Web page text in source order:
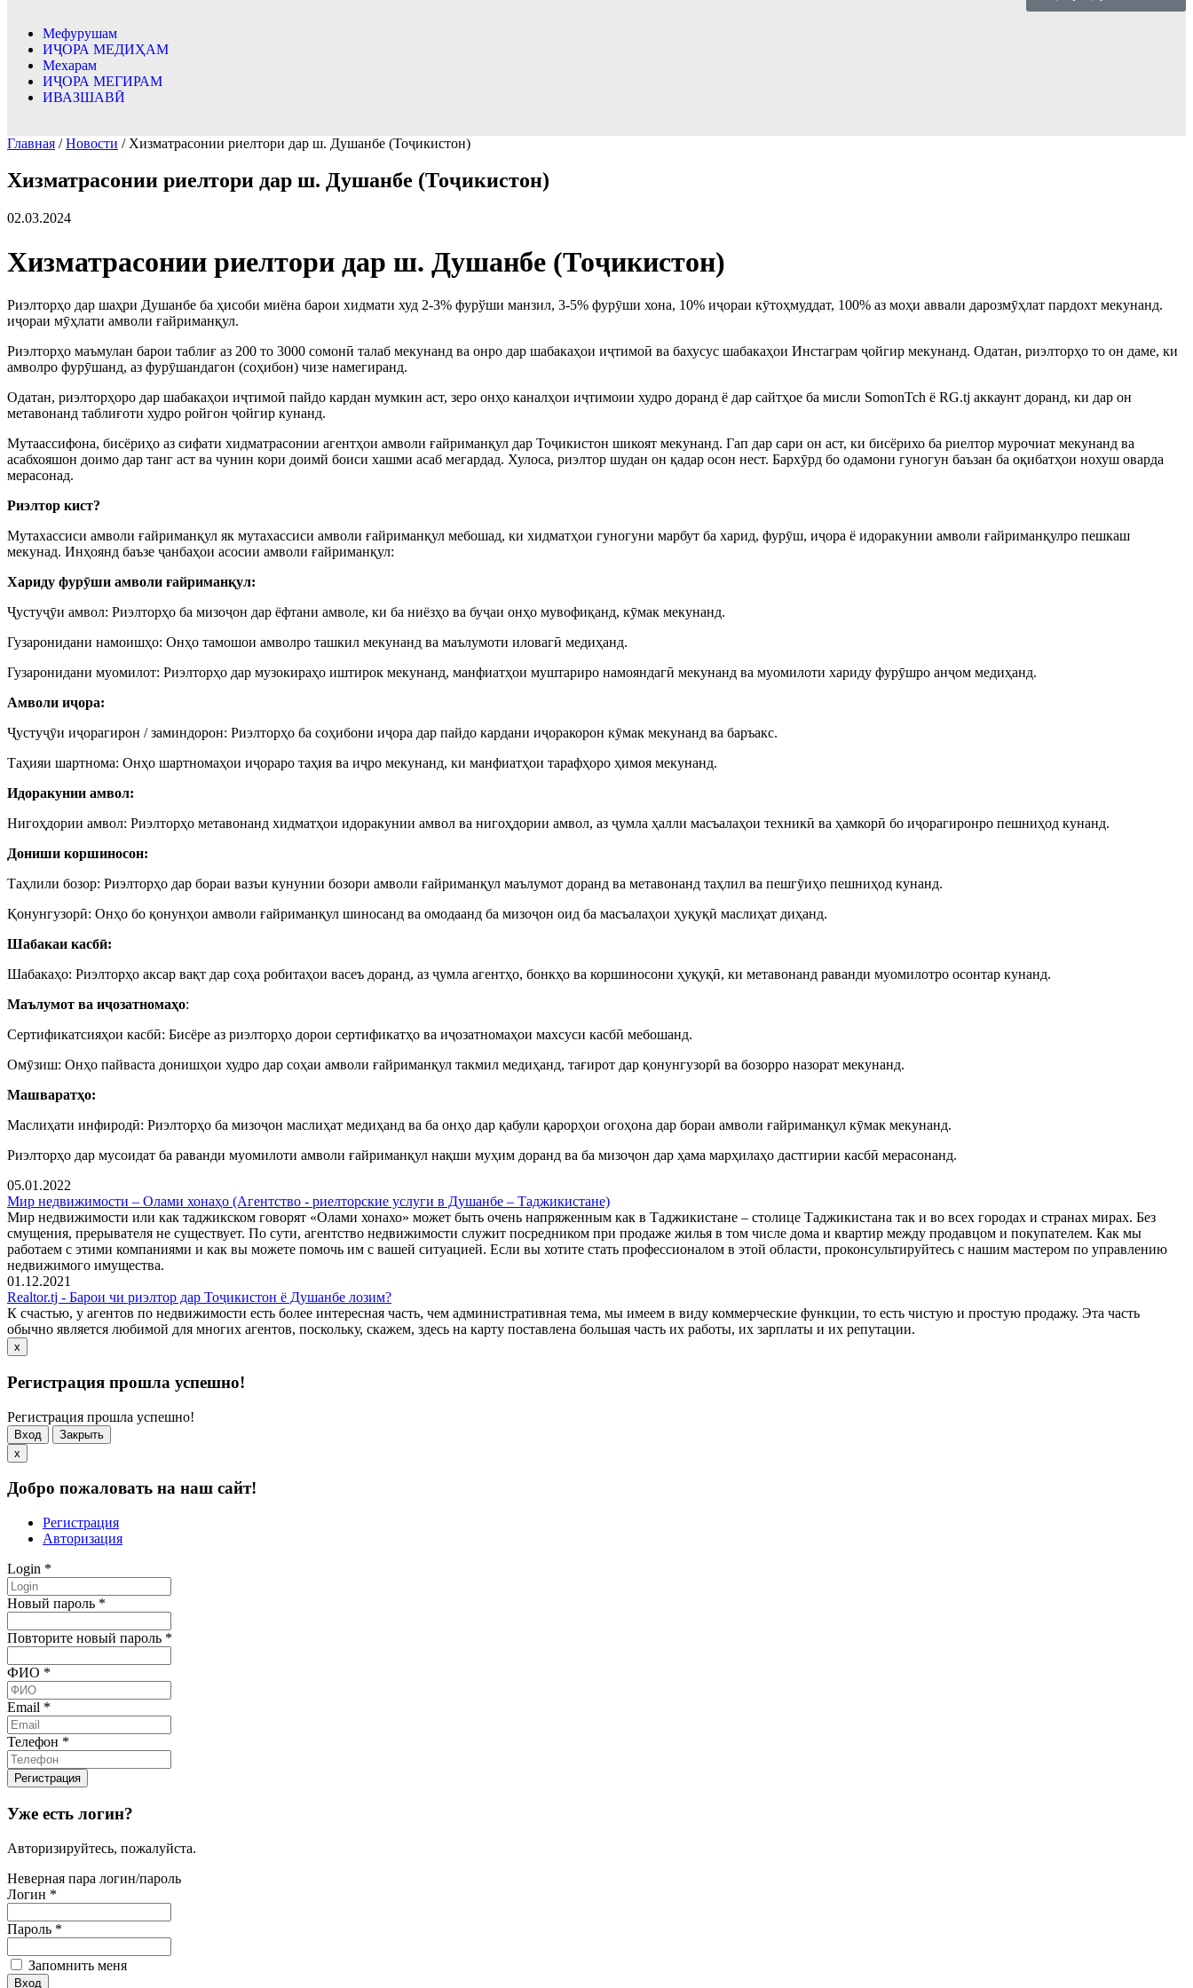
Мефурушам
ИҶОРА МЕДИҲАМ
Мехарам
ИҶОРА МЕГИРАМ
ИВАЗШАВӢ
Главная /Новости / Хизматрасонии риелтори дар ш. Душанбе (Тоҷикистон)
Хизматрасонии риелтори дар ш. Душанбе (Тоҷикистон)
02.03.2024
Хизматрасонии риелтори дар ш. Душанбе (Тоҷикистон)
Риэлторҳо дар шаҳри Душанбе ба ҳисоби миёна барои хидмати худ 2-3% фурўши манзил, 3-5% фурӯши хона, 10% иҷораи кӯтоҳмуддат, 100% аз моҳи аввали дарозмӯҳлат пардохт мекунанд.
иҷораи мӯҳлати амволи ғайриманқул.
Риэлторҳо маъмулан барои таблиғ аз 200 то 3000 сомонӣ талаб мекунанд ва онро дар шабакаҳои иҷтимоӣ ва бахусус шабакаҳои Инстаграм ҷойгир мекунанд. Одатан, риэлторҳо то он даме, ки
амволро фурӯшанд, аз фурӯшандагон (соҳибон) чизе намегиранд.
Одатан, риэлторҳоро дар шабакаҳои иҷтимоӣ пайдо кардан мумкин аст, зеро онҳо каналҳои иҷтимоии худро доранд ё дар сайтҳое ба мисли SomonTch ё RG.tj аккаунт доранд, ки дар он
метавонанд таблиғоти худро ройгон ҷойгир кунанд.
Мутаассифона, бисёриҳо аз сифати хидматрасонии агентҳои амволи ғайриманқул дар Тоҷикистон шикоят мекунанд. Гап дар сари он аст, ки бисёрихо ба риелтор мурочиат мекунанд ва
асабхояшон доимо дар танг аст ва чунин кори доимй боиси хашми асаб мегардад. Хулоса, риэлтор шудан он қадар осон нест. Бархӯрд бо одамони гуногун баъзан ба оқибатҳои нохуш оварда
мерасонад.
Риэлтор кист?
Мутахассиси амволи ғайриманқул як мутахассиси амволи ғайриманқул мебошад, ки хидматҳои гуногуни марбут ба харид, фурӯш, иҷора ё идоракунии амволи ғайриманқулро пешкаш
мекунад. Инҳоянд баъзе ҷанбаҳои асосии амволи ғайриманқул:
Хариду фурӯши амволи ғайриманқул:
Ҷустуҷӯи амвол: Риэлторҳо ба мизоҷон дар ёфтани амволе, ки ба ниёзҳо ва буҷаи онҳо мувофиқанд, кӯмак мекунанд.
Гузаронидани намоишҳо: Онҳо тамошои амволро ташкил мекунанд ва маълумоти иловагӣ медиҳанд.
Гузаронидани муомилот: Риэлторҳо дар музокираҳо иштирок мекунанд, манфиатҳои муштариро намояндагӣ мекунанд ва муомилоти хариду фурӯшро анҷом медиҳанд.
Амволи иҷора:
Ҷустуҷӯи иҷорагирон / заминдорон: Риэлторҳо ба соҳибони иҷора дар пайдо кардани иҷоракорон кӯмак мекунанд ва баръакс.
Таҳияи шартнома: Онҳо шартномаҳои иҷораро таҳия ва иҷро мекунанд, ки манфиатҳои тарафҳоро ҳимоя мекунанд.
Идоракунии амвол:
Нигоҳдории амвол: Риэлторҳо метавонанд хидматҳои идоракунии амвол ва нигоҳдории амвол, аз ҷумла ҳалли масъалаҳои техникӣ ва ҳамкорӣ бо иҷорагиронро пешниҳод кунанд.
Дониши коршиносон:
Таҳлили бозор: Риэлторҳо дар бораи вазъи кунунии бозори амволи ғайриманқул маълумот доранд ва метавонанд таҳлил ва пешгӯиҳо пешниҳод кунанд.
Қонунгузорӣ: Онҳо бо қонунҳои амволи ғайриманқул шиносанд ва омодаанд ба мизоҷон оид ба масъалаҳои ҳуқуқӣ маслиҳат диҳанд.
Шабакаи касбӣ:
Шабакаҳо: Риэлторҳо аксар вақт дар соҳа робитаҳои васеъ доранд, аз ҷумла агентҳо, бонкҳо ва коршиносони ҳуқуқӣ, ки метавонанд раванди муомилотро осонтар кунанд.
Маълумот ва иҷозатномаҳо:
Сертификатсияҳои касбӣ: Бисёре аз риэлторҳо дорои сертификатҳо ва иҷозатномаҳои махсуси касбӣ мебошанд.
Омӯзиш: Онҳо пайваста донишҳои худро дар соҳаи амволи ғайриманқул такмил медиҳанд, тағирот дар қонунгузорӣ ва бозорро назорат мекунанд.
Машваратҳо:
Маслиҳати инфиродӣ: Риэлторҳо ба мизоҷон маслиҳат медиҳанд ва ба онҳо дар қабули қарорҳои огоҳона дар бораи амволи ғайриманқул кӯмак мекунанд.
Риэлторҳо дар мусоидат ба раванди муомилоти амволи ғайриманқул нақши муҳим доранд ва ба мизоҷон дар ҳама марҳилаҳо дастгирии касбӣ мерасонанд.
05.01.2022
Мир недвижимости – Олами хонаҳо (Агентство - риелторские услуги в Душанбе – Таджикистане)
Мир недвижимости или как таджикском говорят «Олами хонахо» может быть очень напряженным как в Таджикистане – столице Таджикистана так и во всех городах и странах мирах. Без
смущения, прерывателя не существует. По сути, агентство недвижимости служит посредником при продаже жилья в том числе дома и квартир между продавцом и покупателем. Как мы
работаем с этими компаниями и как вы можете помочь им с вашей ситуацией. Если вы хотите стать профессионалом в этой области, проконсультируйтесь с нашим мастером по управлению
недвижимого имущества.
01.12.2021
Realtor.tj - Барои чи риэлтор дар Тоҷикистон ё Душанбе лозим?
К счастью, у агентов по недвижимости есть более интересная часть, чем административная тема, мы имеем в виду коммерческие функции, то есть чистую и простую продажу. Эта часть
обычно является любимой для многих агентов, поскольку, скажем, здесь на карту поставлена ​​большая часть их работы, их зарплаты и их репутации.
x
Регистрация прошла успешно!
Регистрация прошла успешно!
Вход
Закрыть
x
Добро пожаловать на наш сайт!
Регистрация
Авторизация
Login *
Новый пароль *
Повторите новый пароль *
ФИО *
Email *
Телефон *
Уже есть логин?
Авторизируйтесь, пожалуйста.
Неверная пара логин/пароль
Логин *
Пароль *
Запомнить меня